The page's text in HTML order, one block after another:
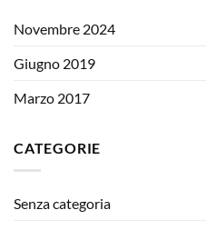
Novembre 2024
Giugno 2019
Marzo 2017
CATEGORIE
Senza categoria